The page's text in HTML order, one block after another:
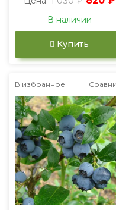
В наличии
Купить
В избранное